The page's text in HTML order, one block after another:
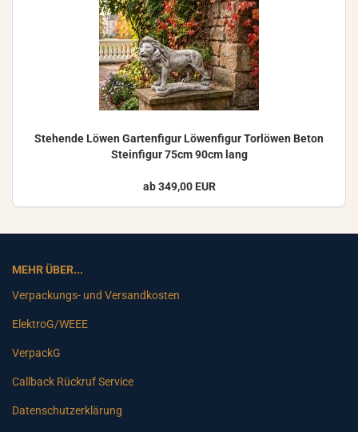
Ste­hen­de Löwen Gar­ten­fi­gur Lö­wen­fi­gur Tor­lö­wen Beton
Stein­fi­gur 75cm 90cm lang
ab 349,00 EUR
MEHR ÜBER...
Verpackungs- und Versandkosten
ElektroG/WEEE
VerpackG
Callback Rückruf Service
Datenschutzerklärung